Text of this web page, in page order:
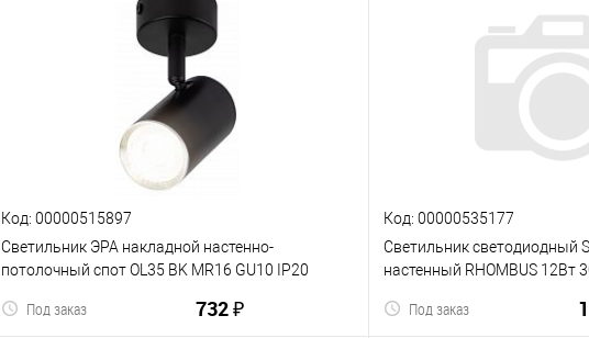
Код: 00000515897
Светильник ЭРА накладной настенно-
потолочный спот OL35 BK MR16 GU10 IP20
732 ₽
Под заказ
Код: 00000535177
Светильник светодиодный
настенный RHOMBUS 12Вт
Под заказ